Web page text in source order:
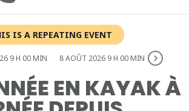
IS A REPEATING EVENT
9 H 00 MIN 8 AOÛT 2026 9 H 00 MIN
EN KAYAK À